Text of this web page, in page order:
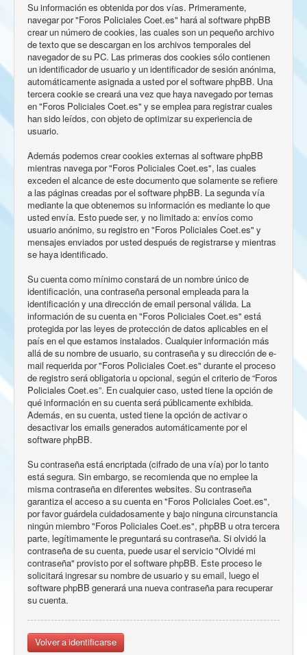
Su información es obtenida por dos vías. Primeramente,
navegar por "Foros Policiales Coet.es" hará al software phpBB
crear un número de cookies, las cuales son un pequeño archivo
de texto que se descargan en los archivos temporales del
navegador de su PC. Las primeras dos cookies sólo contienen
un identificador de usuario y un identificador de sesión anónima,
automáticamente asignada a usted por el software phpBB. Una
tercera cookie se creará una vez que haya navegado por temas
en "Foros Policiales Coet.es" y se emplea para registrar cuales
han sido leídos, con objeto de optimizar su experiencia de
usuario.
Además podemos crear cookies externas al software phpBB
mientras navega por "Foros Policiales Coet.es", las cuales
exceden el alcance de este documento que solamente se refiere
a las páginas creadas por el software phpBB. La segunda vía
mediante la que obtenemos su información es mediante lo que
usted envía. Esto puede ser, y no limitado a: envíos como
usuario anónimo, su registro en "Foros Policiales Coet.es" y
mensajes enviados por usted después de registrarse y mientras
se haya identificado.
Su cuenta como mínimo constará de un nombre único de
identificación, una contraseña personal empleada para la
identificación y una dirección de email personal válida. La
información de su cuenta en "Foros Policiales Coet.es" está
protegida por las leyes de protección de datos aplicables en el
país en el que estamos instalados. Cualquier información más
allá de su nombre de usuario, su contraseña y su dirección de e-
mail requerida por "Foros Policiales Coet.es" durante el proceso
de registro será obligatoria u opcional, según el criterio de “Foros
Policiales Coet.es”. En cualquier caso, usted tiene la opción de
qué información en su cuenta será públicamente exhibida.
Además, en su cuenta, usted tiene la opción de activar o
desactivar los emails generados automáticamente por el
software phpBB.
Su contraseña está encriptada (cifrado de una vía) por lo tanto
está segura. Sin embargo, se recomienda que no emplee la
misma contraseña en diferentes websites. Su contraseña
garantiza el acceso a su cuenta en "Foros Policiales Coet.es",
por favor guárdela cuidadosamente y bajo ninguna circunstancia
ningún miembro "Foros Policiales Coet.es", phpBB u otra tercera
parte, legítimamente le preguntará su contraseña. Si olvidó la
contraseña de su cuenta, puede usar el servicio "Olvidé mi
contraseña" provisto por el software phpBB. Este proceso le
solicitará ingresar su nombre de usuario y su email, luego el
software phpBB generará una nueva contraseña para recuperar
su cuenta.
Volver a identificarse